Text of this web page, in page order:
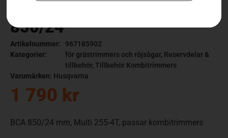
850/24
Artikelnummer:
967185902
Kategorier:
för grästrimmers och röjsågar, Reservdelar &
tillbehör, Tillbehör Kombitrimmers
Varumärken: Husqvarna
1 790 kr
BCA 850/24 mm, Multi 255-4T, passar kombitrimmers